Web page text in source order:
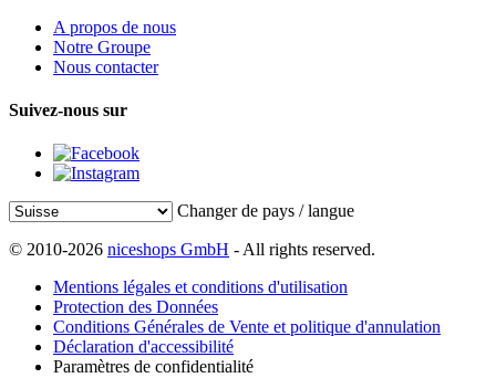
A propos de nous
Notre Groupe
Nous contacter
Suivez-nous sur
Changer de pays / langue
© 2010-2026 niceshops GmbH - All rights reserved.
Mentions légales et conditions d'utilisation
Protection des Données
Conditions Générales de Vente et politique d'annulation
Déclaration d'accessibilité
Paramètres de confidentialité